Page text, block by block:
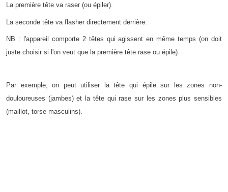
La première tête va raser (ou épiler).
La seconde tête va flasher directement derrière.
NB : l'appareil comporte 2 têtes qui agissent en même temps (on doit
juste choisir si l'on veut que la première tête rase ou épile).
Par exemple, on peut utiliser la tête qui épile sur les zones non-
douloureuses (jambes) et la tête qui rase sur les zones plus sensibles
(maillot, torse masculins).